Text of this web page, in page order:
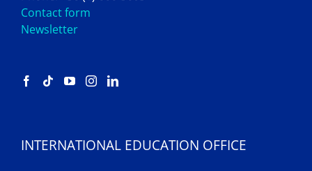
Contact form
Newsletter
INTERNATIONAL EDUCATION OFFICE